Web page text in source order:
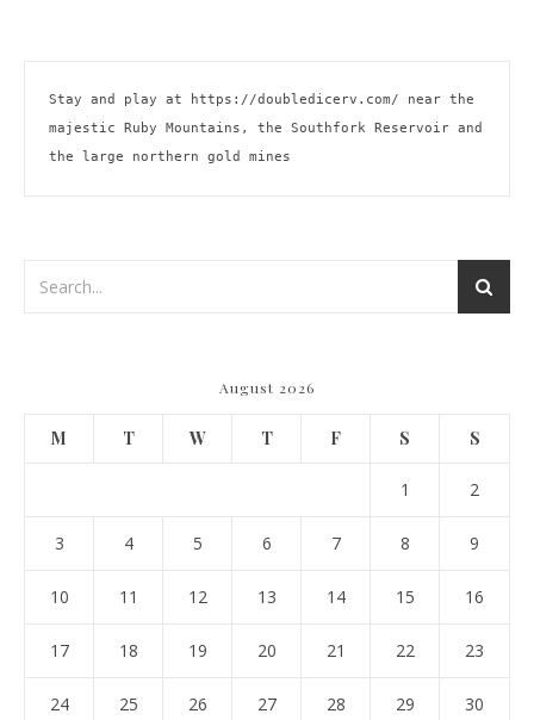
Stay and play at https://doubledicerv.com/ near the
majestic Ruby Mountains, the Southfork Reservoir and
the large northern gold mines
August 2026
M T W T F S S
1 2
3 4 5 6 7 8 9
10 11 12 13 14 15 16
17 18 19 20 21 22 23
24 25 26 27 28 29 30